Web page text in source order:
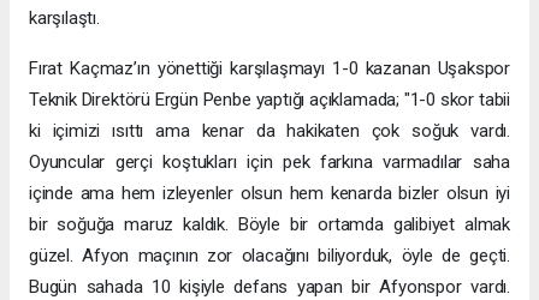
karşılaştı.
Fırat Kaçmaz’ın yönettiği karşılaşmayı 1-0 kazanan Uşakspor
Teknik Direktörü Ergün Penbe yaptığı açıklamada; "1-0 skor tabii
ki içimizi ısıttı ama kenar da hakikaten çok soğuk vardı.
Oyuncular gerçi koştukları için pek farkına varmadılar saha
içinde ama hem izleyenler olsun hem kenarda bizler olsun iyi
bir soğuğa maruz kaldık. Böyle bir ortamda galibiyet almak
güzel. Afyon maçının zor olacağını biliyorduk, öyle de geçti.
Bugün sahada 10 kişiyle defans yapan bir Afyonspor vardı.